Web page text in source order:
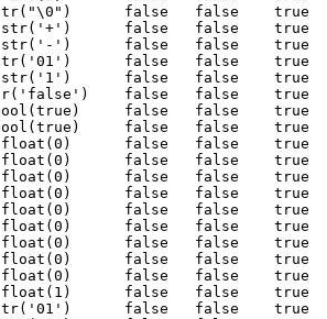
false   false
false   false
')      false   false
false   false
false   false
false   false
false   false
false   false
false   false
false   false
false   false
false   false
false   false
false   false
false   false    true
false   false    true
false   false    true
false   false
false   false